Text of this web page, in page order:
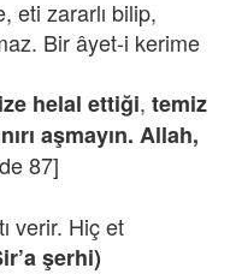
eti zararlı bilip,
Bir âyet-i kerime
helal ettiği, temiz
aşmayın. Allah,
87]
verir. Hiç et
şerhi)